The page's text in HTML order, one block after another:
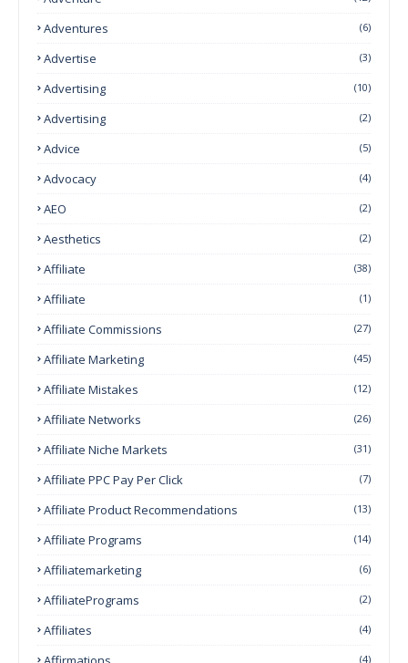
Adventures (6)
Advertise (3)
Advertising (10)
Advertising (2)
Advice (5)
Advocacy (4)
AEO (2)
Aesthetics (2)
Affiliate (38)
Affiliate (1)
Affiliate Commissions (27)
Affiliate Marketing (45)
Affiliate Mistakes (12)
Affiliate Networks (26)
Affiliate Niche Markets (31)
Affiliate PPC Pay Per Click (7)
Affiliate Product Recommendations (13)
Affiliate Programs (14)
Affiliatemarketing (6)
AffiliatePrograms (2)
Affiliates (4)
(4)